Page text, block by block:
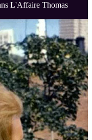
L'Affaire Thomas